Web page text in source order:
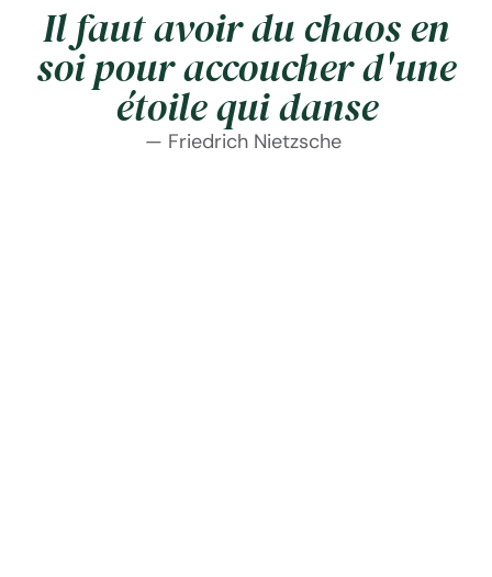
Il faut avoir du chaos en
soi pour accoucher d'une
étoile qui danse
— Friedrich Nietzsche